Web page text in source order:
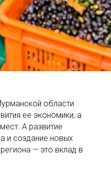
области
ее экономики, а
А развитие
и создание новых
— это вклад в